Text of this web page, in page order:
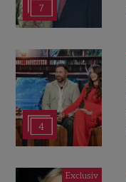
7
4
Exclusiv